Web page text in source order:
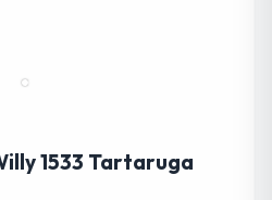
1533 Tartaruga